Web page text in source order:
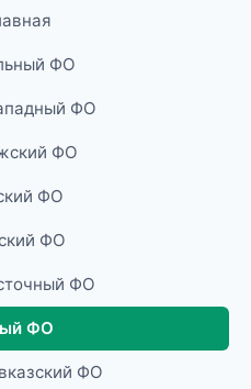
ФО
ФО
ФО
ФО
ФО
ФО
ФО
ФО